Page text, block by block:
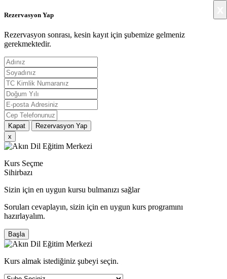
Rezervasyon Yap
Rezervasyon sonrası, kesin kayıt için şubemize gelmeniz
gerekmektedir.
Kapat
Rezervasyon Yap
x
Kurs Seçme
Sihirbazı
Sizin için en uygun kursu bulmanızı sağlar
Soruları cevaplayın, sizin için en uygun kurs programını
hazırlayalım.
Başla
Kurs almak istediğiniz şubeyi seçin.